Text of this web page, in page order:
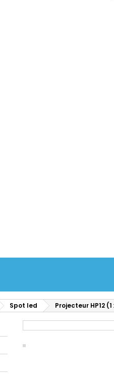
Spot led Projecteur HP12